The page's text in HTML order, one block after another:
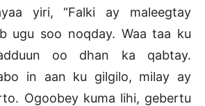
yiri, “Falki ay maleegtay
ugu soo noqday. Waa taa ku
oo dhan ka qabtay.
in aan ku gilgilo, milay ay
Ogoobey kuma lihi, gebertu